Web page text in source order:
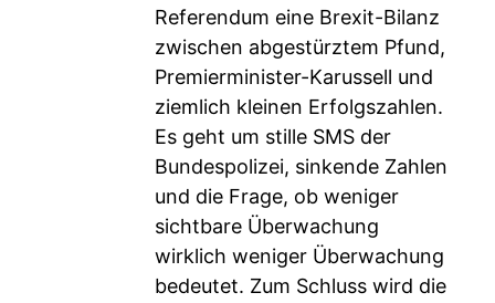
Referendum eine Brexit-Bilanz
zwischen abgestürztem Pfund,
Premierminister-Karussell und
ziemlich kleinen Erfolgszahlen.
Es geht um stille SMS der
Bundespolizei, sinkende Zahlen
und die Frage, ob weniger
sichtbare Überwachung
wirklich weniger Überwachung
bedeutet. Zum Schluss wird die